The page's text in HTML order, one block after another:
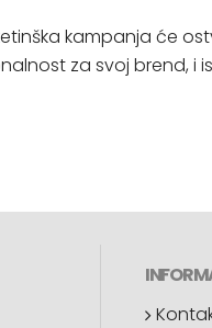
kampanja će
za svoj brend, i